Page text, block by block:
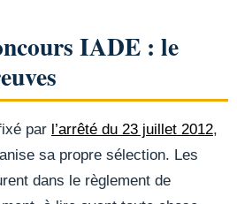
IADE : le
par l’arrêté du 23 juillet 2012,
sa propre sélection. Les
dans le règlement de